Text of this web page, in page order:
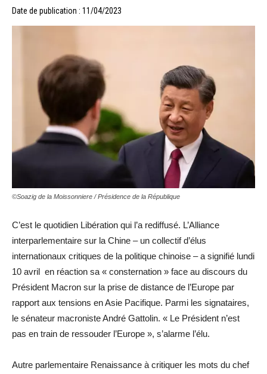
Date de publication : 11/04/2023
©Soazig de la Moissonniere / Présidence de la République
C’est le quotidien Libération qui l’a rediffusé. L’Alliance
interparlementaire sur la Chine – un collectif d’élus
internationaux critiques de la politique chinoise – a signifié lundi
10 avril en réaction sa « consternation » face au discours du
Président Macron sur la prise de distance de l’Europe par
rapport aux tensions en Asie Pacifique. Parmi les signataires,
le sénateur macroniste André Gattolin. « Le Président n’est
pas en train de ressouder l’Europe », s’alarme l’élu.
Autre parlementaire Renaissance à critiquer les mots du chef